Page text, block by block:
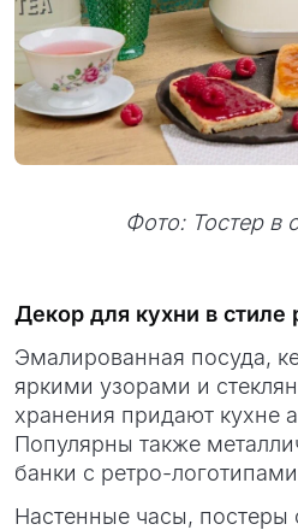
Фото: Тостер в
Декор для кухни в стиле
Эмалированная посуда,
яркими узорами и
хранения придают кухне
Популярны также
банки с ретро-
Настенные часы, постеры